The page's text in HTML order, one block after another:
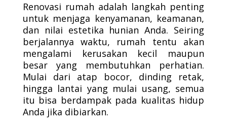
Renovasi rumah adalah langkah penting
untuk menjaga kenyamanan, keamanan,
dan nilai estetika hunian Anda. Seiring
berjalannya waktu, rumah tentu akan
mengalami kerusakan kecil maupun
besar yang membutuhkan perhatian.
Mulai dari atap bocor, dinding retak,
hingga lantai yang mulai usang, semua
itu bisa berdampak pada kualitas hidup
Anda jika dibiarkan.